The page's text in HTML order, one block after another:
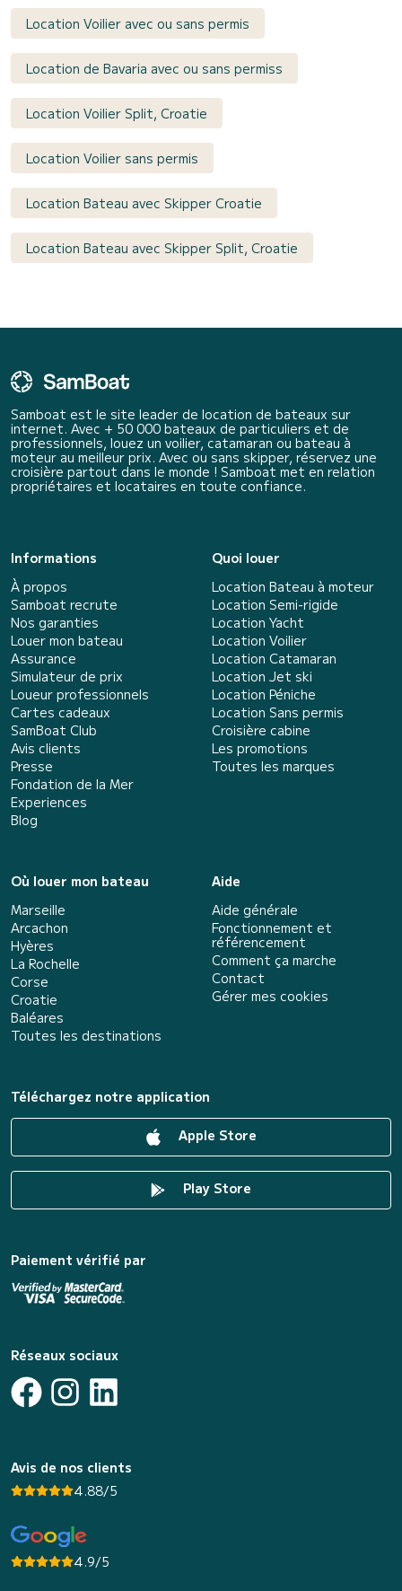
Location Voilier avec ou sans permis
Location de Bavaria avec ou sans permiss
Location Voilier Split, Croatie
Location Voilier sans permis
Location Bateau avec Skipper Croatie
Location Bateau avec Skipper Split, Croatie
Samboat est le site leader de location de bateaux sur
internet. Avec + 50 000 bateaux de particuliers et de
professionnels, louez un voilier, catamaran ou bateau à
moteur au meilleur prix. Avec ou sans skipper, réservez une
croisière partout dans le monde ! Samboat met en relation
propriétaires et locataires en toute confiance.
Informations
À propos
Samboat recrute
Nos garanties
Louer mon bateau
Assurance
Simulateur de prix
Loueur professionnels
Cartes cadeaux
SamBoat Club
Avis clients
Presse
Fondation de la Mer
Experiences
Blog
Quoi louer
Location Bateau à moteur
Location Semi-rigide
Location Yacht
Location Voilier
Location Catamaran
Location Jet ski
Location Péniche
Location Sans permis
Croisière cabine
Les promotions
Toutes les marques
Où louer mon bateau
Marseille
Arcachon
Hyères
La Rochelle
Corse
Croatie
Baléares
Toutes les destinations
Aide
Aide générale
Fonctionnement et
référencement
Comment ça marche
Contact
Gérer mes cookies
Téléchargez notre application
Apple Store
Play Store
Paiement vérifié par
Réseaux sociaux
Avis de nos clients
4.88/5
4.9/5